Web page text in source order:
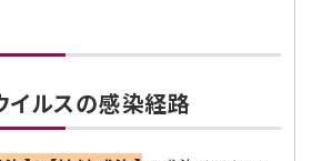
イルスの感染経路